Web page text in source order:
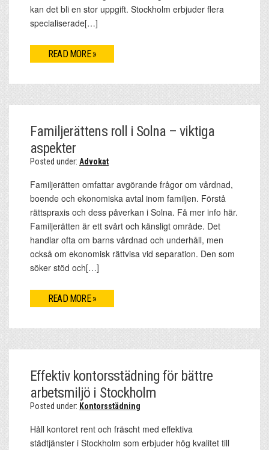
kan det bli en stor uppgift. Stockholm erbjuder flera
specialiserade[…]
READ MORE »
Familjerättens roll i Solna – viktiga
aspekter
Posted under: Advokat
Familjerätten omfattar avgörande frågor om vårdnad,
boende och ekonomiska avtal inom familjen. Förstå
rättspraxis och dess påverkan i Solna. Få mer info här.
Familjerätten är ett svårt och känsligt område. Det
handlar ofta om barns vårdnad och underhåll, men
också om ekonomisk rättvisa vid separation. Den som
söker stöd och[…]
READ MORE »
Effektiv kontorsstädning för bättre
arbetsmiljö i Stockholm
Posted under: Kontorsstädning
Håll kontoret rent och fräscht med effektiva
städtjänster i Stockholm som erbjuder hög kvalitet till